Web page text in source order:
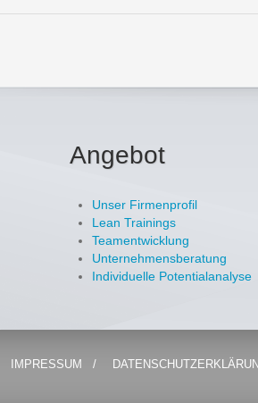
Angebot
Unser Firmenprofil
Lean Trainings
Teamentwicklung
Unternehmensberatung
Individuelle Potentialanalyse
IMPRESSUM